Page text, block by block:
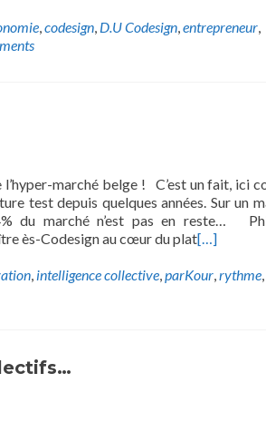
,codesign, D.U Codesign,entrepreneur,
marché belge ! C’est un fait, ici
test depuis quelques années. Sur un
du marché n’est pas en reste…
ès-Codesign au cœur du plat[…]
, intelligence collective,parKour,rythme,